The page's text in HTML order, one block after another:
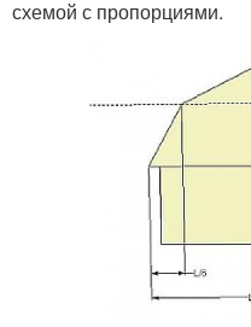
схемой с пропорциями.